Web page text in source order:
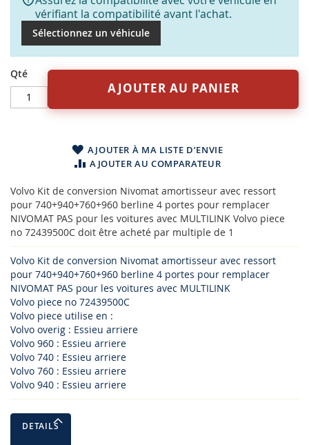
vérifiant la compatibilité avant l'achat.
Sélectionnez un véhicule
Qté
AJOUTER AU PANIER
AJOUTER À MA LISTE D’ENVIE
AJOUTER AU COMPARATEUR
Volvo Kit de conversion Nivomat amortisseur avec ressort
pour 740+940+760+960 berline 4 portes pour remplacer
NIVOMAT PAS pour les voitures avec MULTILINK Volvo piece
no 72439500C doit être acheté par multiple de 1
Volvo Kit de conversion Nivomat amortisseur avec ressort
pour 740+940+760+960 berline 4 portes pour remplacer
NIVOMAT PAS pour les voitures avec MULTILINK
Volvo piece no 72439500C
Volvo piece utilise en :
Volvo overig : Essieu arriere
Volvo 960 : Essieu arriere
Volvo 740 : Essieu arriere
Volvo 760 : Essieu arriere
Volvo 940 : Essieu arriere
DETAILS